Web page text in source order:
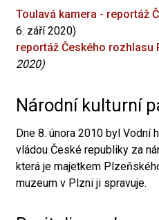
Toulavá kamera - reportáž
6. září 2020)
reportáž Českého rozhlasu
2020)
Národní kulturní
Dne 8. února 2010 byl Vodní
vládou České republiky za
která je majetkem
muzeum v Plzni ji spravuje.